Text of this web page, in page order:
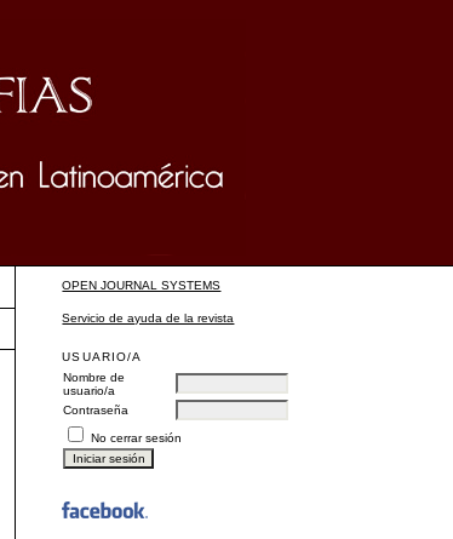
OPEN JOURNAL SYSTEMS
Servicio de ayuda de la revista
USUARIO/A
Nombre de
usuario/a
Contraseña
No cerrar sesión